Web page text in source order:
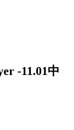
-11.01中